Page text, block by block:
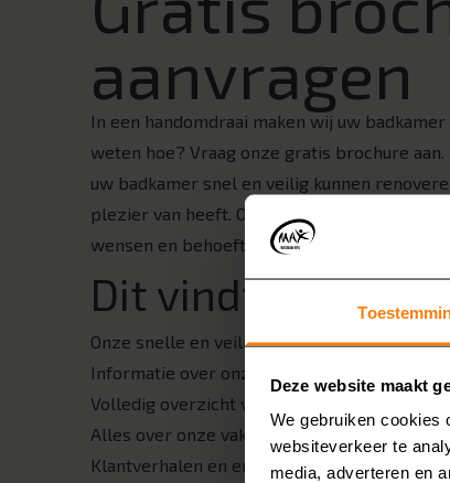
Deze website maakt
We gebruiken cookies
websiteverkeer te
media, adverteren en
aanvragen
In een handomdraai maken wij uw
weten hoe? Vraag onze gratis brochure
uw badkamer snel en veilig kunnen
plezier van heeft. Ontdek onze oplossingen
wensen en behoeften.
Dit vindt u in
Onze snelle en veilige doucheoplossingen
Informatie over onze renovatie in één dag
Volledig overzicht van ons assortiment en
Alles over onze vakkundige werkwijze
Klantverhalen en ervaringen met MAX